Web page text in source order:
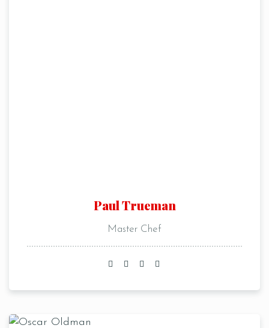
Paul Trueman
Master Chef